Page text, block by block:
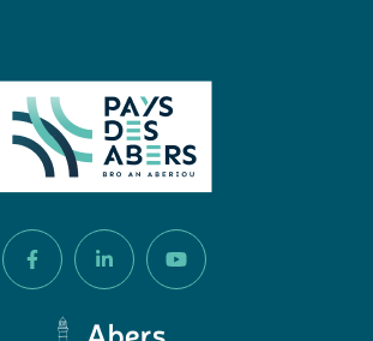
Lien vers le compte Facebook
Lien vers le compte
Lien vers la chaîne